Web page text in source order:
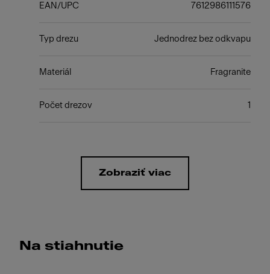
EAN/UPC 7612986111576
Typ drezu Jednodrez bez odkvapu
Materiál Fragranite
Počet drezov 1
Zobraziť viac
Na stiahnutie